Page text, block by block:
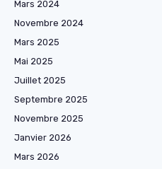
Mars 2024
Novembre 2024
Mars 2025
Mai 2025
Juillet 2025
Septembre 2025
Novembre 2025
Janvier 2026
Mars 2026